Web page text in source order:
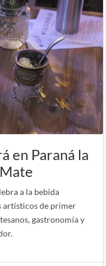
en Paraná la
a la bebida
artísticos de primer
gastronomía y